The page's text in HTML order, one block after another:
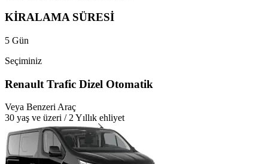
KİRALAMA SÜRESİ
5 Gün
Seçiminiz
Renault Trafic Dizel Otomatik
Veya Benzeri Araç
30 yaş ve üzeri / 2 Yıllık ehliyet